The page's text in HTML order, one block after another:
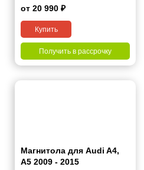
от 20 990 ₽
Купить
Получить в рассрочку
Магнитола для Audi A4,
A5 2009 - 2015